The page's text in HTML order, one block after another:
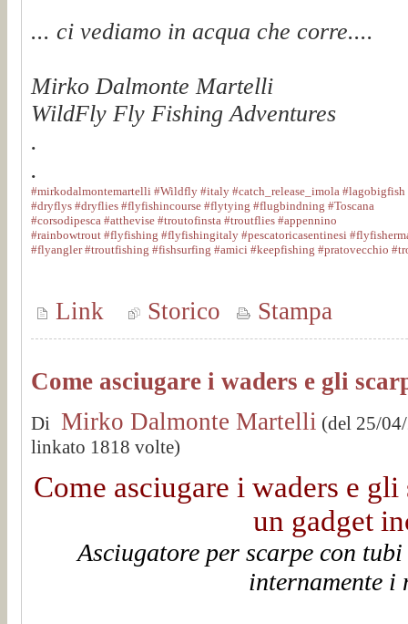
... ci vediamo in acqua che corre....
Mirko Dalmonte Martelli
WildFly Fly Fishing Adventures
.
.
#mirkodalmontemartelli #Wildfly #italy #catch_release_imola #lagobigfish
#dryflys #dryflies #flyfishincourse #flytying #flugbindning #Toscana
#corsodipesca #atthevise #troutofinsta #troutflies #appennino
#rainbowtrout #flyfishing #flyfishingitaly #pescatoricasentinesi
#flyangler #troutfishing #fishsurfing #amici #keepfishing #pratovecchio
Link Storico Stampa
Come asciugare i waders e gli
Di Mirko Dalmonte Martelli (del 25/
linkato 1818 volte)
Come asciugare i waders e
un gadget
Asciugatore per scarpe con
internamente i